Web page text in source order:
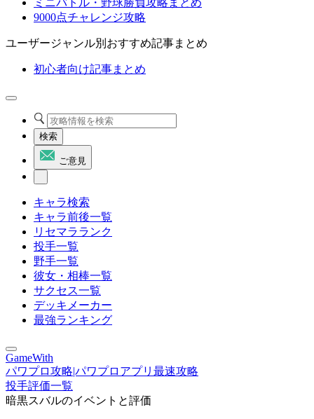
ミニバトル・野球勝負攻略まとめ
9000点チャレンジ攻略
ユーザージャンル別おすすめ記事まとめ
初心者向け記事まとめ
検索
ご意見
キャラ検索
キャラ前後一覧
リセマラランク
投手一覧
野手一覧
彼女・相棒一覧
サクセス一覧
デッキメーカー
最強ランキング
GameWith
パワプロ攻略|パワプロアプリ最速攻略
投手評価一覧
暗黒スバルのイベントと評価